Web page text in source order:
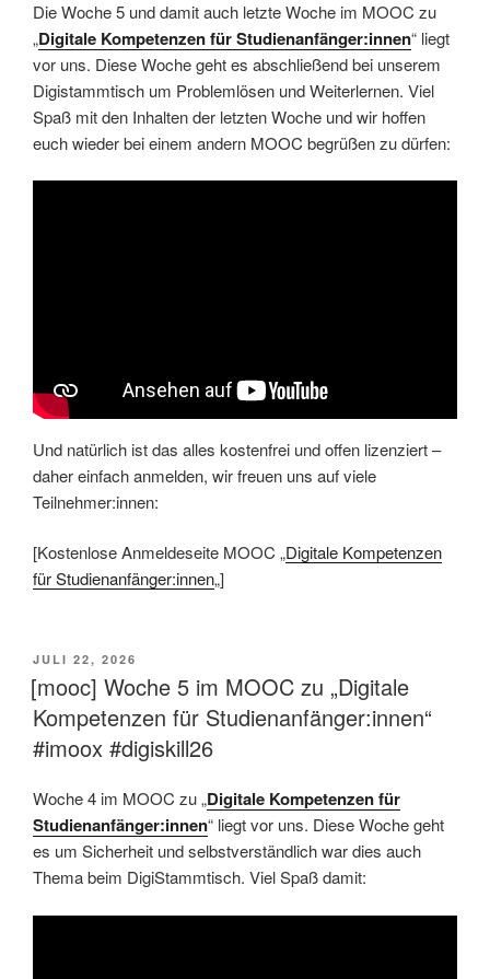
Die Woche 5 und damit auch letzte Woche im MOOC zu
„Digitale Kompetenzen für Studienanfänger:innen“ liegt
vor uns. Diese Woche geht es abschließend bei unserem
Digistammtisch um Problemlösen und Weiterlernen. Viel
Spaß mit den Inhalten der letzten Woche und wir hoffen
euch wieder bei einem andern MOOC begrüßen zu dürfen:
Und natürlich ist das alles kostenfrei und offen lizenziert –
daher einfach anmelden, wir freuen uns auf viele
Teilnehmer:innen:
[Kostenlose Anmeldeseite MOOC „Digitale Kompetenzen
für Studienanfänger:innen„]
VERÖFFENTLICHT
AM
JULI 22, 2026
[mooc] Woche 5 im MOOC zu „Digitale
Kompetenzen für Studienanfänger:innen“
#imoox #digiskill26
Woche 4 im MOOC zu „Digitale Kompetenzen für
Studienanfänger:innen“ liegt vor uns. Diese Woche geht
es um Sicherheit und selbstverständlich war dies auch
Thema beim DigiStammtisch. Viel Spaß damit: